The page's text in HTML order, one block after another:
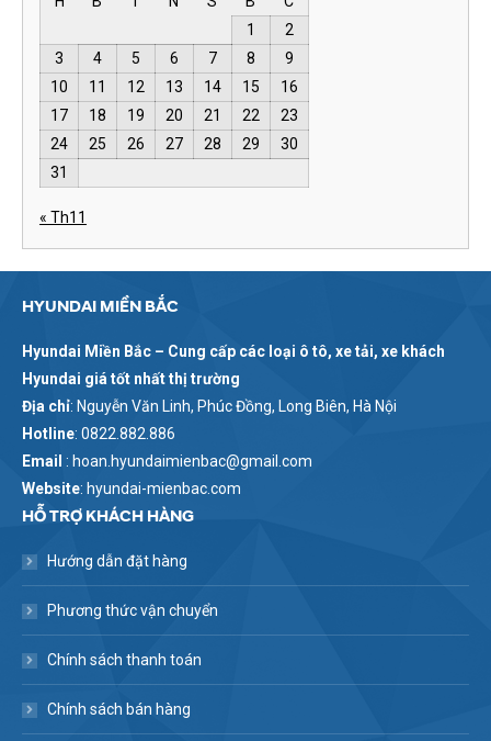
1
2
3
4 5 6 7 8
9
10
11 12 13 14 15
16
17
18 19 20 21 22
23
24
25 26 27 28 29
30
31
« Th11
HYUNDAI MIỀN BẮC
Hyundai Miền Bắc – Cung cấp các loại ô tô, xe tải, xe khách
Hyundai giá tốt nhất thị trường
Địa chỉ: Nguyễn Văn Linh, Phúc Đồng, Long Biên, Hà Nội
Hotline: 0822.882.886
Email : hoan.hyundaimienbac@gmail.com
Website: hyundai-mienbac.com
HỖ TRỢ KHÁCH HÀNG
Hướng dẫn đặt hàng
Phương thức vận chuyển
Chính sách thanh toán
Chính sách bán hàng